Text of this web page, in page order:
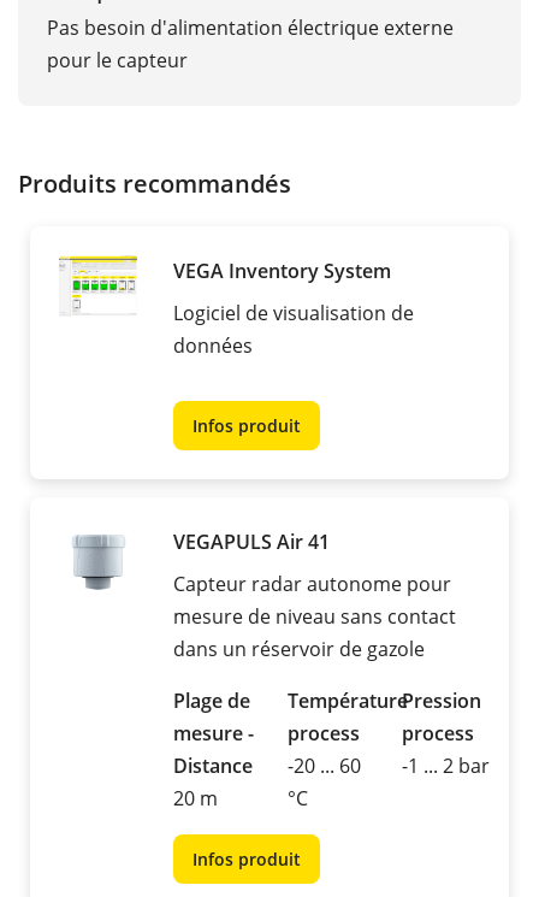
Pas besoin d'alimentation électrique externe
pour le capteur
Produits recommandés
VEGA Inventory System
Logiciel de visualisation de
données
Infos produit
VEGAPULS Air 41
Capteur radar autonome pour
mesure de niveau sans contact
dans un réservoir de gazole
Plage de
mesure -
Distance
20 m
Température
process
-20 ... 60
°C
Pression
process
-1 ... 2 bar
Infos produit